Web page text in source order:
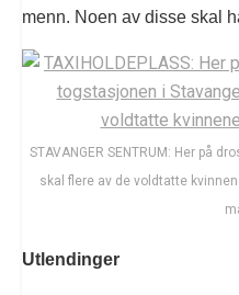
menn. Noen av disse skal
STAVANGER SENTRUM: Her på
skal flere av de voldtatte
Utlendinger